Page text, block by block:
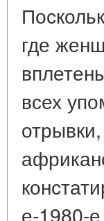
где
всех
е-1980-